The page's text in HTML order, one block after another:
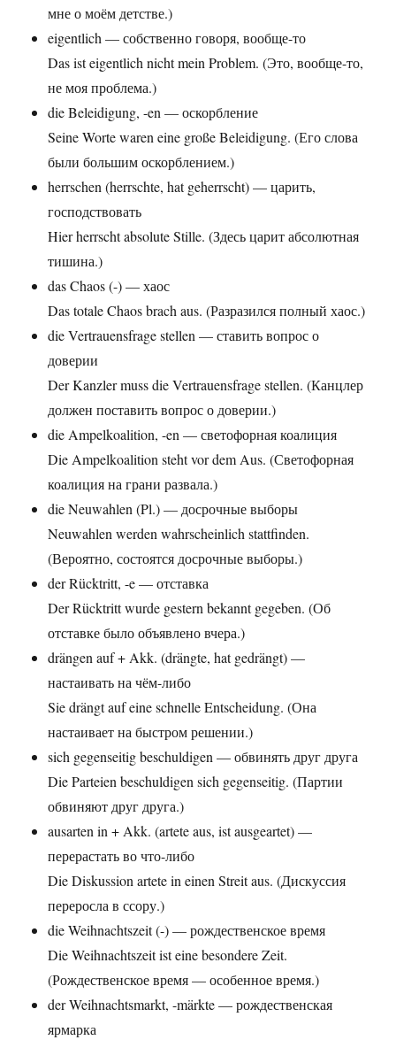
мне о моём детстве.)
eigentlich — собственно говоря, вообще-то
Das ist eigentlich nicht mein Problem. (Это, вообще-то,
не моя проблема.)
die Beleidigung, -en — оскорбление
Seine Worte waren eine große Beleidigung. (Его слова
были большим оскорблением.)
herrschen (herrschte, hat geherrscht) — царить,
господствовать
Hier herrscht absolute Stille. (Здесь царит абсолютная
тишина.)
das Chaos (-) — хаос
Das totale Chaos brach aus. (Разразился полный хаос.)
die Vertrauensfrage stellen — ставить вопрос о
доверии
Der Kanzler muss die Vertrauensfrage stellen. (Канцлер
должен поставить вопрос о доверии.)
die Ampelkoalition, -en — светофорная коалиция
Die Ampelkoalition steht vor dem Aus. (Светофорная
коалиция на грани развала.)
die Neuwahlen (Pl.) — досрочные выборы
Neuwahlen werden wahrscheinlich stattfinden.
(Вероятно, состоятся досрочные выборы.)
der Rücktritt, -e — отставка
Der Rücktritt wurde gestern bekannt gegeben. (Об
отставке было объявлено вчера.)
drängen auf + Akk. (drängte, hat gedrängt) —
настаивать на чём-либо
Sie drängt auf eine schnelle Entscheidung. (Она
настаивает на быстром решении.)
sich gegenseitig beschuldigen — обвинять друг друга
Die Parteien beschuldigen sich gegenseitig. (Партии
обвиняют друг друга.)
ausarten in + Akk. (artete aus, ist ausgeartet) —
перерастать во что-либо
Die Diskussion artete in einen Streit aus. (Дискуссия
переросла в ссору.)
die Weihnachtszeit (-) — рождественское время
Die Weihnachtszeit ist eine besondere Zeit.
(Рождественское время — особенное время.)
der Weihnachtsmarkt, -märkte — рождественская
ярмарка